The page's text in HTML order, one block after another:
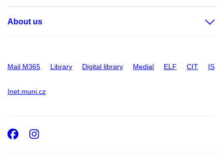
About us
Mail M365 Library Digital library Medial ELF CIT IS
Inet.muni.cz
Facebook
Instagram